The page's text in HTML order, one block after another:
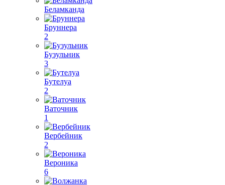
Беламканда
Бруннера
2
Бузульник
3
Бутелуа
2
Ваточник
1
Вербейник
2
Вероника
6